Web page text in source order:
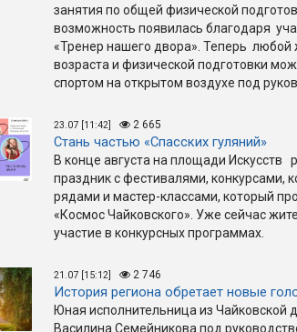
занятия по общей физической
возможность появилась благодаря
«Тренер нашего двора». Теперь любой
возраста и физической подготовки
спортом на открытом воздухе под
23.07 [11:42] 2 665
Стань частью «Спасских гуляний»
В конце августа на площади Искусств
праздник с фестивалями, конкурсами,
рядами и мастер-классами, который
«Космос Чайковского». Уже сейчас
участие в конкурсных программах.
21.07 [15:12] 2 746
История региона обретает новые
Юная исполнительница из Чайковской
Василина Семейникова под